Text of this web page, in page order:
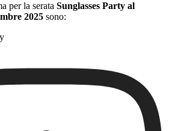
per la serata Sunglasses Party al
2025 sono: